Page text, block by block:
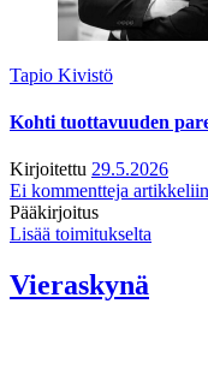
Tapio Kivistö
Kohti tuottavuuden
Kirjoitettu 29.5.2026
Ei kommentteja
Pääkirjoitus
Lisää toimitukselta
Vieraskynä